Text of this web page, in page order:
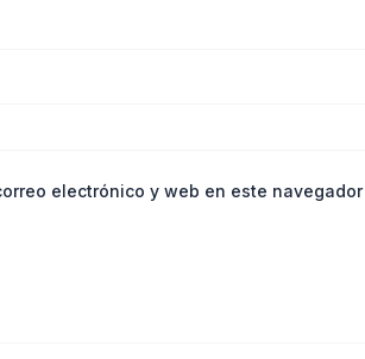
electrónico y web en este